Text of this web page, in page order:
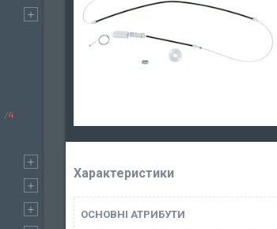
Характеристики
ОСНОВНІ АТРИБУТИ
4